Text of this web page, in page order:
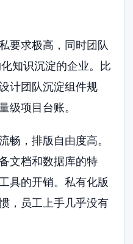
要求极高，同时团队
知识沉淀的企业。比
计团队沉淀组件规
级项目台账。
畅，排版自由度高。
文档和数据库的特
具的开销。私有化版
，员工上手几乎没有